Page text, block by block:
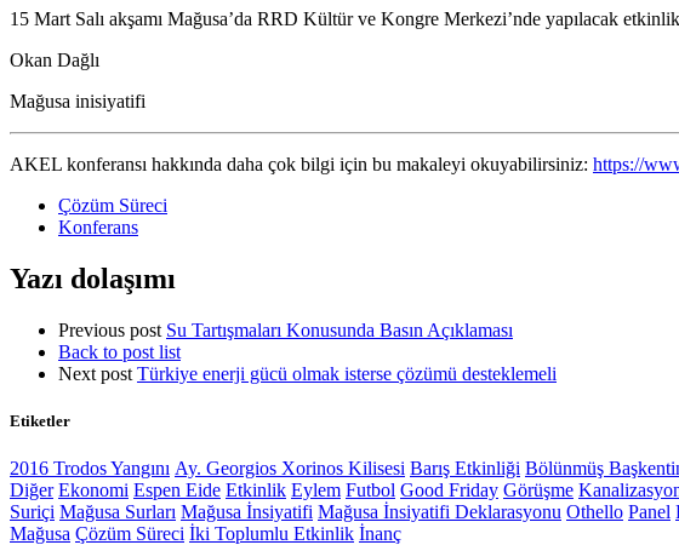
15 Mart Salı akşamı Mağusa’da RRD Kültür ve Kongre Merkezi’nde yapılacak
Okan Dağlı
Mağusa inisiyatifi
AKEL konferansı hakkında daha çok bilgi için bu makaleyi okuyabilirsiniz: https://
Çözüm Süreci
Konferans
Yazı dolaşımı
Previous post Su Tartışmaları Konusunda Basın Açıklaması
Back to post list
Next post Türkiye enerji gücü olmak isterse çözümü desteklemeli
Etiketler
2016 Trodos Yangını Ay. Georgios Xorinos Kilisesi Barış Etkinliği Bölünmüş
Diğer Ekonomi Espen Eide Etkinlik Eylem Futbol Good Friday Görüşme
Suriçi Mağusa Surları Mağusa İnsiyatifi Mağusa İnsiyatifi Deklarasyonu Othello Panel
Mağusa Çözüm Süreci İki Toplumlu Etkinlik İnanç